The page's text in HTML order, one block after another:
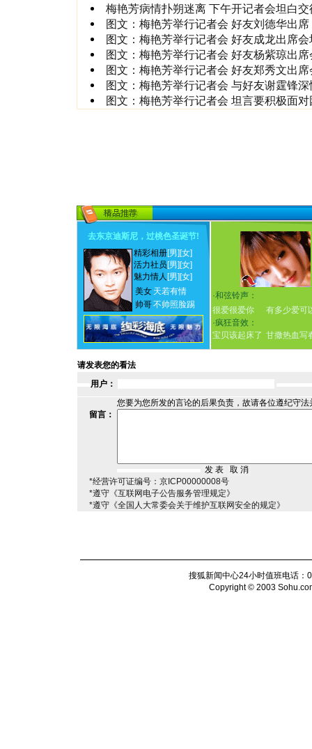
梅艳芳病情扑朔迷离 下午开记者会坦白交
图文：梅艳芳举行记者会 好友刘德华出席
图文：梅艳芳举行记者会 好友成龙出席会
图文：梅艳芳举行记者会 好友杨紫琼出席
图文：梅艳芳举行记者会 好友郑秀文出席
图文：梅艳芳举行记者会 与好友谢霆锋
图文：梅艳芳举行记者会 坦言要积极面对
去东京迪斯尼，过桃色圣诞节!
精彩相册[男] [女]
活力社员 [男] [女]
魅力情人 [男] [女]
美女 天若有情
帅哥不帅照脸踢
·和弦铃声：
很爱很爱你
有多少爱可
·疯狂音效：
宝贝该起床了 甘撒热血写
请发表您的看法
用户：
您要为您所发的言论的后果负责，故请各位遵纪守
留言：
*经营许可证编号：京ICP00000008号
*遵守《互联网电子公告服务管理规定》
*遵守《全国人大常委会关于维护互联网安全的规定》
搜狐新闻中心24小时值班电话
Copyright © 2003